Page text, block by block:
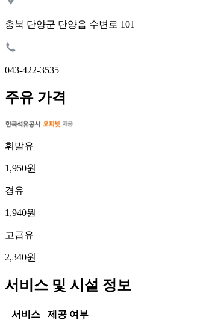
충북 단양군 단양읍 수변로 101
043-422-3535
주유 가격
휘발유
1,950원
경유
1,940원
고급유
2,340원
서비스 및 시설 정보
서비스 제공 여부